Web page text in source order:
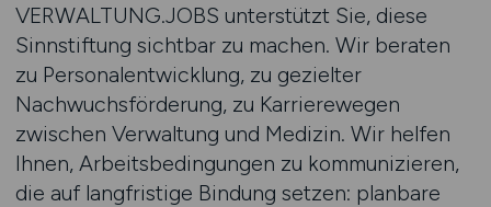
VERWALTUNG.JOBS unterstützt Sie, diese
Sinnstiftung sichtbar zu machen. Wir beraten
zu Personalentwicklung, zu gezielter
Nachwuchsförderung, zu Karrierewegen
zwischen Verwaltung und Medizin. Wir helfen
Ihnen, Arbeitsbedingungen zu kommunizieren,
die auf langfristige Bindung setzen: planbare